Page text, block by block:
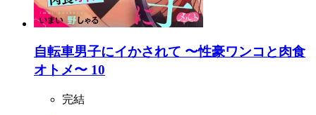
自転車男子にイかされて 〜性豪ワンコと肉食
オトメ〜 10
完結